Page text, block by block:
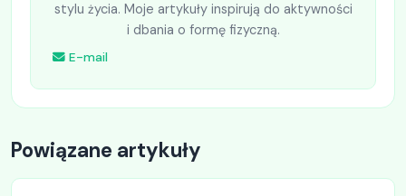
stylu życia. Moje artykuły inspirują do aktywności
i dbania o formę fizyczną.
E-mail
Powiązane artykuły